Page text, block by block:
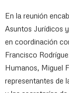
En la reunión
Asuntos Jurídicos
en coordinación
Francisco
Humanos, Miguel
representantes de